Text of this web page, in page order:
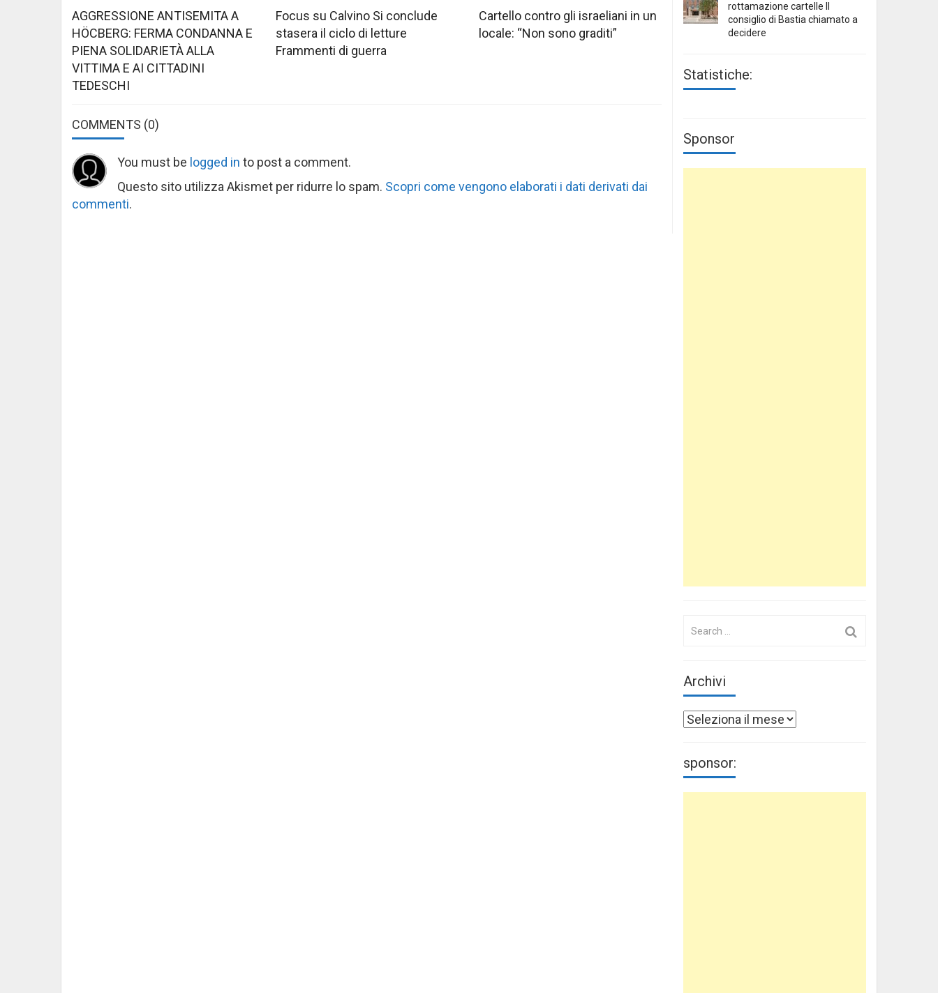
AGGRESSIONE ANTISEMITA A
HÖCBERG: FERMA CONDANNA E
PIENA SOLIDARIETÀ ALLA
VITTIMA E AI CITTADINI
TEDESCHI
Focus su Calvino Si conclude
stasera il ciclo di letture
Frammenti di guerra
Cartello contro gli israeliani in un
locale: “Non sono graditi”
COMMENTS (0)
You must be logged in to post a comment.
Questo sito utilizza Akismet per ridurre lo spam. Scopri come vengono elaborati i dati derivati dai
commenti.
rottamazione cartelle Il
consiglio di Bastia chiamato a
decidere
Statistiche:
Sponsor
Archivi
Archivi
sponsor: